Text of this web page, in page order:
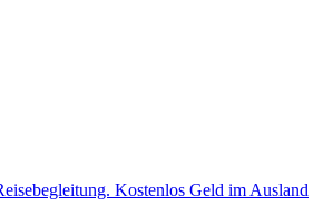
Kostenlos Geld im Ausland